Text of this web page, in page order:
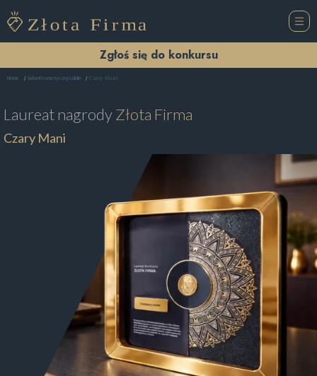
Zgłoś się do konkursu
Home Salon Kosmetyczny Lublin Czary Mani
Laureat nagrodyZłota Firma
Czary Mani